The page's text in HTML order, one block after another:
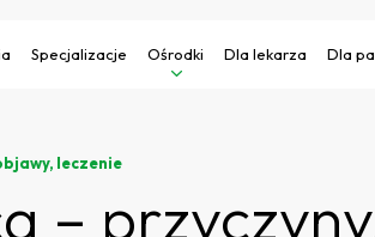
Specjalizacje Ośrodki Dla lekarza Dla
leczenie
–